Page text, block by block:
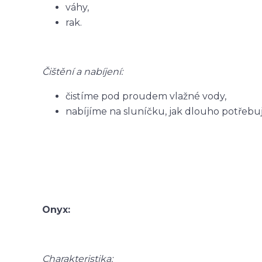
váhy,
rak.
Čištění a nabíjení:
čistíme pod proudem vlažné vody,
nabíjíme na sluníčku, jak dlouho
Onyx:
Charakteristika: